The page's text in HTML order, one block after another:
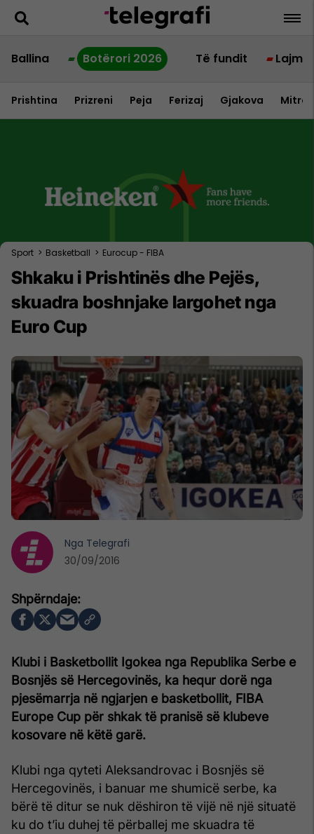
Ballina Botërori 2026 Të fundit Lajme
Prishtina Prizreni Peja Ferizaj Gjakova
Sport > Basketball > Eurocup - FIBA
Shkaku i Prishtinës dhe Pejës,
skuadra boshnjake largohet nga
Euro Cup
Klubi i Basketbollit Igokea nga Republika Serbe e
Bosnjës së Hercegovinës, ka hequr dorë nga
pjesëmarrja në ngjarjen e basketbollit, FIBA
Europe Cup për shkak të pranisë së klubeve
kosovare në këtë garë.
Klubi nga qyteti Aleksandrovac i Bosnjës së
Hercegovinës, i banuar me shumicë serbe, ka
bërë të ditur se nuk dëshiron të vijë në një situatë
ku do t’iu duhej të përballej me skuadra të
Nga Telegrafi
30/09/2016